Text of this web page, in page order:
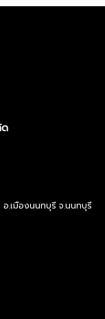
ด
.เมืองนนทบุรี จ.นนทบุรี